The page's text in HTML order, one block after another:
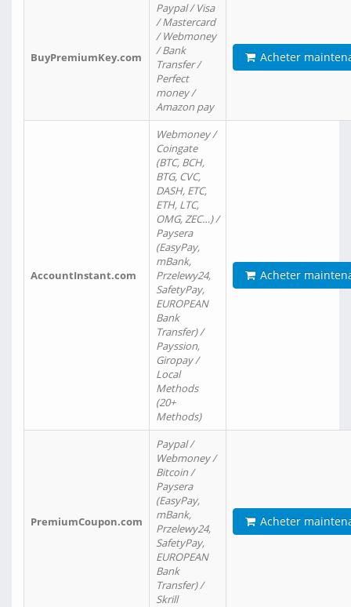
BuyPremiumKey.com
Paypal / Visa
/ Mastercard
/ Webmoney
/ Bank
Transfer /
Perfect
money /
Amazon pay
Acheter
AccountInstant.com
Webmoney /
Coingate
(BTC, BCH,
BTG, CVC,
DASH, ETC,
ETH, LTC,
OMG, ZEC…) /
Paysera
(EasyPay,
mBank,
Przelewy24,
SafetyPay,
EUROPEAN
Bank
Transfer) /
Payssion,
Giropay /
Local
Methods
(20+
Methods)
Acheter
PremiumCoupon.com
Paypal /
Webmoney /
Bitcoin /
Paysera
(EasyPay,
mBank,
Przelewy24,
SafetyPay,
EUROPEAN
Bank
Transfer) /
Skrill
Acheter